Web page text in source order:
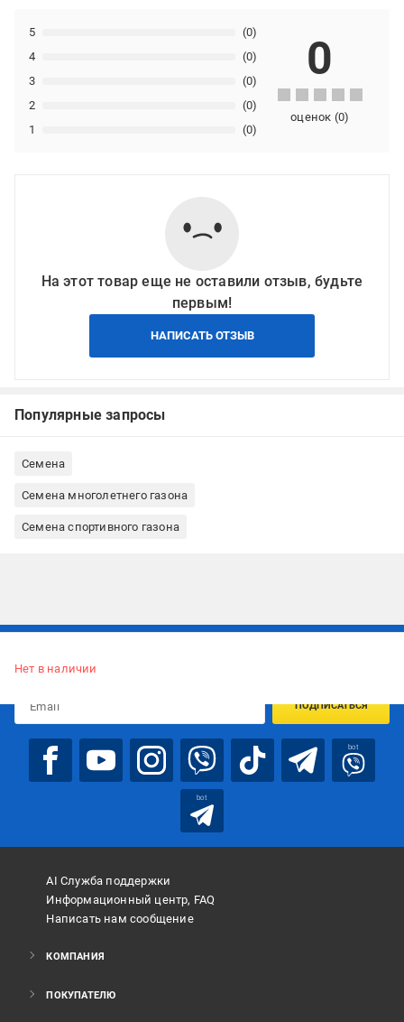
1 (0)
2 (0)
3 (0)
4 (0)
5 (0)
0
оценок (0)
На этот товар еще не оставили отзыв, будьте
первым!
НАПИСАТЬ ОТЗЫВ
Популярные запросы
Семена
Семена многолетнего газона
Семена спортивного газона
Нет в наличии
ПОДПИСАТЬСЯ
bot
bot
AI Служба поддержки
Информационный центр, FAQ
Написать нам сообщение
КОМПАНИЯ
ПОКУПАТЕЛЮ